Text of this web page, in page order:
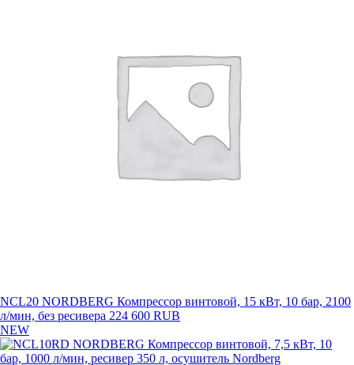
NCL20 NORDBERG Компрессор винтовой, 15 кВт, 10 бар, 2100
л/мин, без ресивера 224 600 RUB
NEW